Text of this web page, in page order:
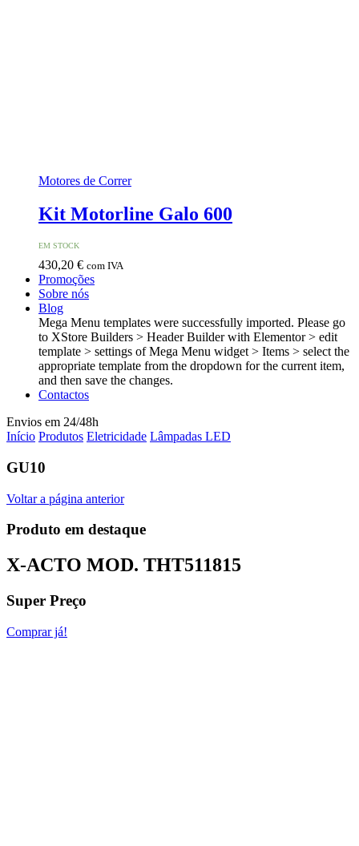
Motores de Correr
Kit Motorline Galo 600
EM STOCK
430,20 € com IVA
Promoções
Sobre nós
Blog
Mega Menu templates were successfully imported. Please go
to XStore Builders > Header Builder with Elementor > edit
template > settings of Mega Menu widget > Items > select the
appropriate template from the dropdown for the current item,
and then save the changes.
Contactos
Envios em 24/48h
Início Produtos Eletricidade Lâmpadas LED
GU10
Voltar a página anterior
Produto em destaque
X-ACTO MOD. THT511815
Super Preço
Comprar já!